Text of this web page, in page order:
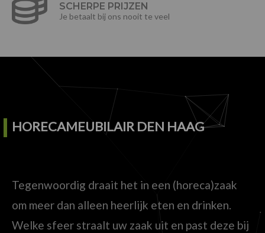
SCHERPE PRIJZEN
Je betaalt bij ons nooit te veel
HORECAMEUBILAIR DEN HAAG
Tegenwoordig draait het in een (horeca)zaak
om meer dan alleen heerlijk eten en drinken.
Welke sfeer straalt uw zaak uit en past deze bij